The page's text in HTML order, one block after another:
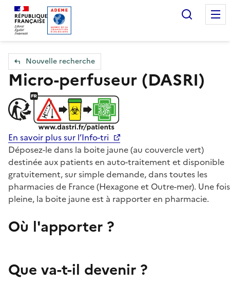
Accueil — Que Faire de mes objets & déchets
Nouvelle recherche
Micro-perfuseur (DASRI)
En savoir plus sur l’Info-tri
Déposez-le dans la boite jaune (au couvercle vert)
destinée aux patients en auto-traitement et disponible
gratuitement, sur simple demande, dans toutes les
pharmacies de France (Hexagone et Outre-mer). Une fois
pleine, la boite jaune est à rapporter en pharmacie.
Où l'apporter ?
Que va-t-il devenir ?